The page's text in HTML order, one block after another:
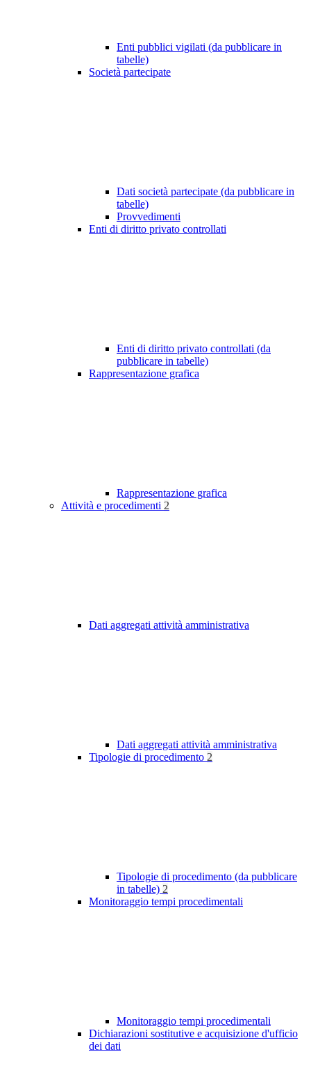
Enti pubblici vigilati (da pubblicare in
tabelle)
Società partecipate
Dati società partecipate (da pubblicare in
tabelle)
Provvedimenti
Enti di diritto privato controllati
Enti di diritto privato controllati (da
pubblicare in tabelle)
Rappresentazione grafica
Rappresentazione grafica
Attività e procedimenti 2
Dati aggregati attività amministrativa
Dati aggregati attività amministrativa
Tipologie di procedimento 2
Tipologie di procedimento (da pubblicare
in tabelle) 2
Monitoraggio tempi procedimentali
Monitoraggio tempi procedimentali
Dichiarazioni sostitutive e acquisizione d'ufficio
dei dati